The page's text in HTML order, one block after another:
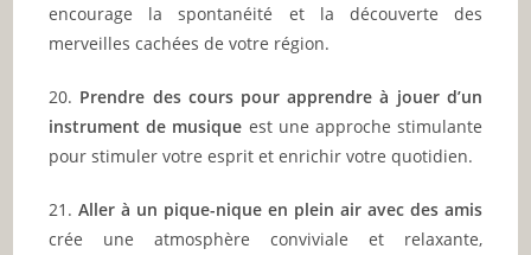
encourage la spontanéité et la découverte des
merveilles cachées de votre région.
20. Prendre des cours pour apprendre à jouer d’un
instrument de musique est une approche stimulante
pour stimuler votre esprit et enrichir votre quotidien.
21.Aller à un pique-nique en plein air avec des amis
crée une atmosphère conviviale et relaxante,